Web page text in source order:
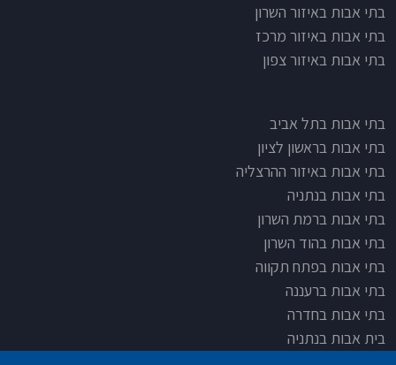
בתי אבות באיזור השרון
בתי אבות באיזור מרכז
בתי אבות באיזור צפון
בתי אבות בתל אביב
בתי אבות בראשון לציון
בתי אבות באיזור ההרצליה
בתי אבות בנתניה
בתי אבות ברמת השרון
בתי אבות בהוד השרון
בתי אבות בפתח תקווה
בתי אבות ברעננה
בתי אבות בחדרה
בית אבות בנתניה